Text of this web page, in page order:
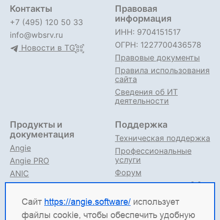
Сайт https://angie.software/ использует
файлы cookie, чтобы обеспечить удобную
Контакты
+7 (495) 120 50 33
info@wbsrv.ru
Новости в TG
Правовая
информация
ИНН: 9704151517
ОГРН: 1227700436578
Правовые документы
Правила использования
сайта
Сведения об ИТ
деятельности
Продукты и
документация
Angie
Angie PRO
ANIC
Angie ADC
Документация
Поддержка
Техническая поддержка
Профессиональные
услуги
Форум
Поддержка в TG